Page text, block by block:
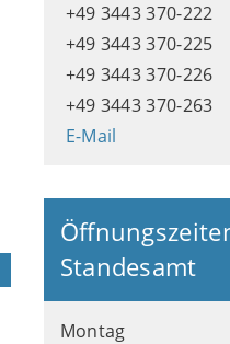
+49 3443 370-222
+49 3443 370-225
+49 3443 370-226
+49 3443 370-263
E-Mail
Standesamt
Montag